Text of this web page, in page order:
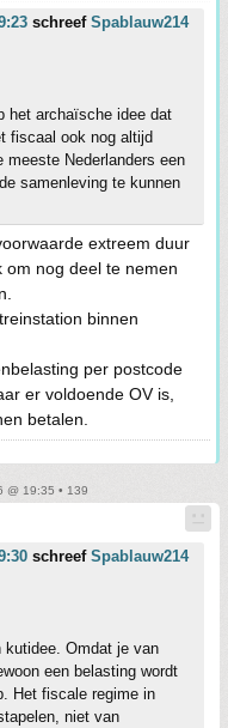
schreef Spablauw214
het archaïsche idee dat
fiscaal ook nog altijd
meeste Nederlanders een
samenleving te kunnen
extreem duur
om nog deel te nemen
binnen
per postcode
er voldoende OV is,
betalen.
@ 19:35 • 139
schreef Spablauw214
kutidee. Omdat je van
een belasting wordt
Het fiscale regime in
niet van